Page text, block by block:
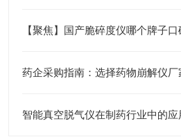
药企采购指南：选择药物崩解仪
智能真空脱气仪在制药行业中的应